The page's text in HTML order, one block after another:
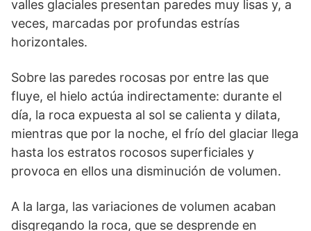
valles glaciales presentan pa­redes muy lisas y, a
veces, marca­das por profundas estrías
horizonta­les.
Sobre las paredes rocosas por en­tre las que
fluye, el hielo actúa in­directamente: durante el
día, la roca expuesta al sol se calienta y dilata,
mientras que por la noche, el frío del glaciar llega
hasta los estratos rocosos superficiales y
provoca en ellos una disminución de volumen.
A la larga, las variaciones de volu­men acaban
disgregando la roca, que se desprende en